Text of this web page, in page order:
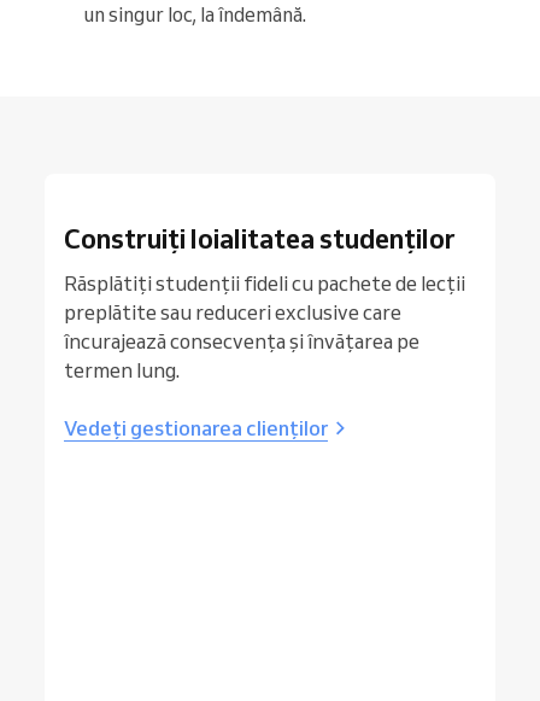
un singur loc, la îndemână.
Construiți loialitatea studenților
Răsplătiți studenții fideli cu pachete de lecții
preplătite sau reduceri exclusive care
încurajează consecvența și învățarea pe
termen lung.
Vedeți gestionarea clienților